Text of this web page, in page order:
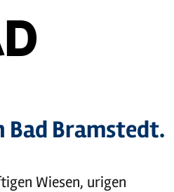
Bad Bramstedt.
Wiesen, urigen